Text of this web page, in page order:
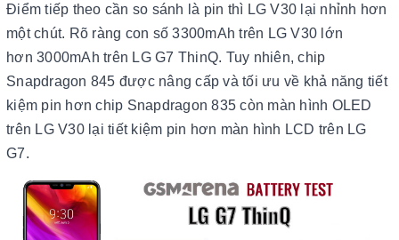
Điểm tiếp theo cần so sánh là pin thì LG V30 lại nhỉnh hơn
một chút. Rõ ràng con số 3300mAh trên LG V30 lớn
hơn 3000mAh trên LG G7 ThinQ. Tuy nhiên, chip
Snapdragon 845 được nâng cấp và tối ưu về khả năng tiết
kiệm pin hơn chip Snapdragon 835 còn màn hình OLED
trên LG V30 lại tiết kiệm pin hơn màn hình LCD trên LG
G7.